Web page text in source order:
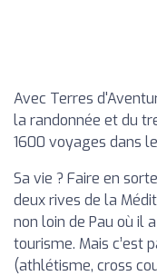
Avec Terres
la randonnée et du
1600 voyages dans
Sa vie ? Faire en
deux rives de la
non loin de Pau où il
tourisme. Mais c’est
(athlétisme, cross